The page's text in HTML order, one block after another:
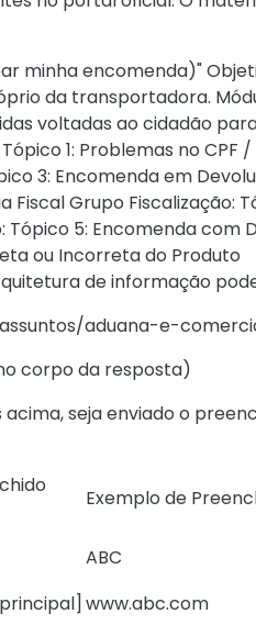
minha encomenda)"
da transportadora.
voltadas ao cidadão
1: Problemas no
3: Encomenda em
Grupo Fiscalização:
5: Encomenda com
ou Incorreta do Produto
de informação
aduana-e-
corpo da resposta)
seja enviado o
Exemplo de
ABC
www.abc.com